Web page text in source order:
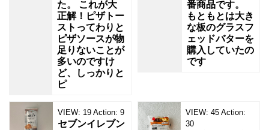
た。 これが大
正解！ピザトー
ストってわりと
ピザソースが物
足りないことが
多いのですけ
ど、しっかりと
ピ
番商品です。
もともとは大き
な板のグラスフ
ェッドバターを
購入していたの
です
VIEW: 19 Action: 9
セブンイレブン
VIEW: 45 Action:
30